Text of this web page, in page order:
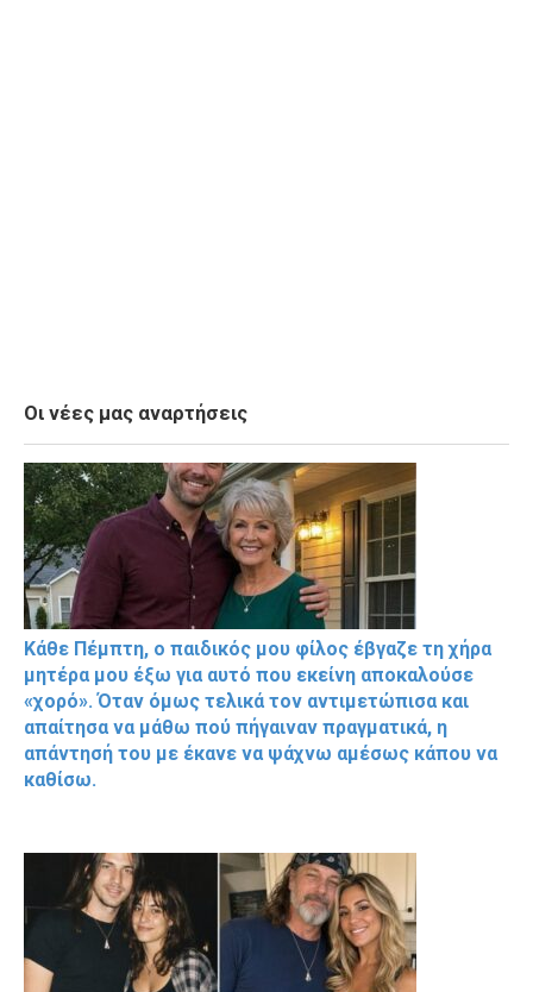
Οι νέες μας αναρτήσεις
Κάθε Πέμπτη, ο παιδικός μου φίλος έβγαζε τη χήρα
μητέρα μου έξω για αυτό που εκείνη αποκαλούσε
«χορό». Όταν όμως τελικά τον αντιμετώπισα και
απαίτησα να μάθω πού πήγαιναν πραγματικά, η
απάντησή του με έκανε να ψάχνω αμέσως κάπου να
καθίσω.